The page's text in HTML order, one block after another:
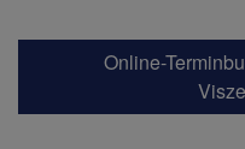
Online-